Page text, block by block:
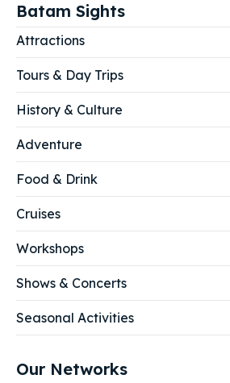
Batam Sights
Attractions
Tours & Day Trips
History & Culture
Adventure
Food & Drink
Cruises
Workshops
Shows & Concerts
Seasonal Activities
Our Networks